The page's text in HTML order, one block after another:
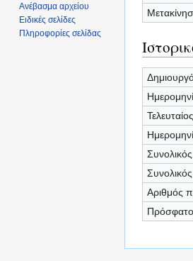
Αριθμός
Ανέβασμα αρχείου
Ειδικές σελίδες
Πληροφορίες σελίδας